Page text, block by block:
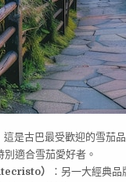
這是古巴最受歡迎的雪茄
適合雪茄愛好者。
）
：另一大經典